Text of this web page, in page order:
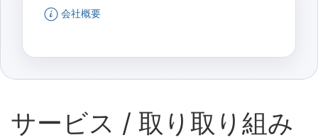
会社概要
サービス / 取り取り組み